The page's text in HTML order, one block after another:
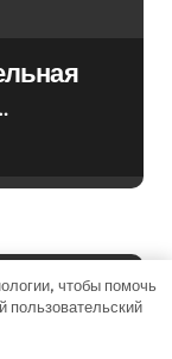
чтобы помочь
пользовательский